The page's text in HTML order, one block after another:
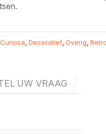
Curiosa, Decoratief, Overig,
UW VRAAG